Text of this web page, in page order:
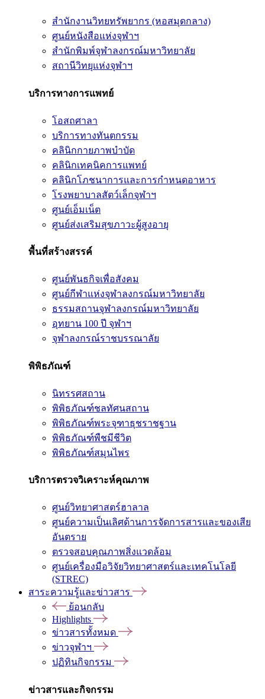
สำนักงานวิทยทรัพยากร (หอสมุดกลาง)
ศูนย์หนังสือแห่งจุฬาฯ
สำนักพิมพ์จุฬาลงกรณ์มหาวิทยาลัย
สถานีวิทยุแห่งจุฬาฯ
บริการทางการแพทย์
โอสถศาลา
บริการทางทันตกรรม
คลินิกกายภาพบำบัด
คลินิกเทคนิคการแพทย์
คลินิกโภชนาการและการกำหนดอาหาร
โรงพยาบาลสัตว์เล็กจุฬาฯ
ศูนย์เอ็มเน็ต
ศูนย์ส่งเสริมสุขภาวะผู้สูงอายุ
พื้นที่สร้างสรรค์
ศูนย์พันธกิจเพื่อสังคม
ศูนย์กีฬาแห่งจุฬาลงกรณ์มหาวิทยาลัย
ธรรมสถานจุฬาลงกรณ์มหาวิทยาลัย
อุทยาน 100 ปี จุฬาฯ
จุฬาลงกรณ์ราชบรรณาลัย
พิพิธภัณฑ์
นิทรรศสถาน
พิพิธภัณฑ์ชลทัศนสถาน
พิพิธภัณฑ์พระจุฑาธุชราชฐาน
พิพิธภัณฑ์พืชมีชีวิต
พิพิธภัณฑ์สมุนไพร
บริการตรวจวิเคราะห์คุณภาพ
ศูนย์วิทยาศาสตร์ฮาลาล
ศูนย์ความเป็นเลิศด้านการจัดการสารและของเสีย
อันตราย
ตรวจสอบคุณภาพสิ่งแวดล้อม
ศูนย์เครื่องมือวิจัยวิทยาศาสตร์และเทคโนโลยี
(STREC)
สาระความรู้และข่าวสาร
ย้อนกลับ
Highlights
ข่าวสารทั้งหมด
ข่าวจุฬาฯ
ปฏิทินกิจกรรม
ข่าวสารและกิจกรรม